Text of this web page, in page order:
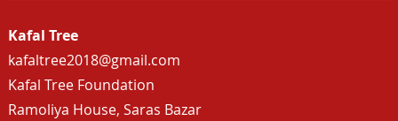
Kafal Tree
kafaltree2018@gmail.com
Kafal Tree Foundation
Ramoliya House, Saras Bazar